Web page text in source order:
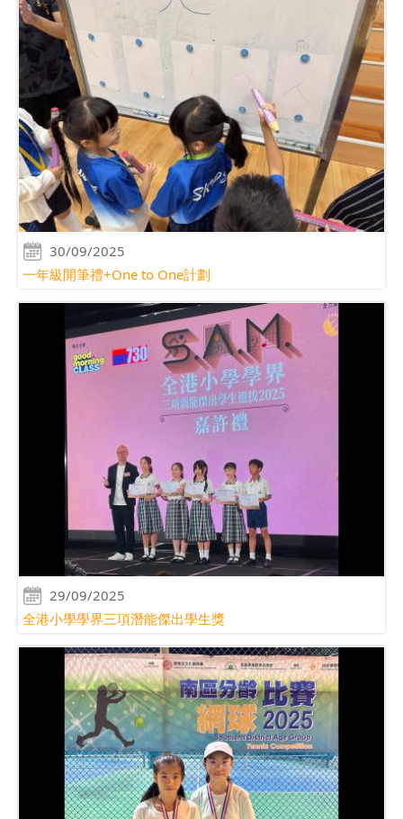
30/09/2025
一年級開筆禮+One to One計劃
29/09/2025
全港小學學界三項潛能傑出學生獎